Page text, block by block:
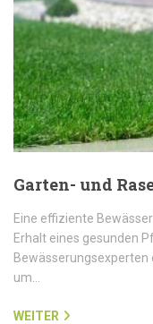
Garten- und
Eine effiziente
Erhalt eines gesunden
um…
WEITER